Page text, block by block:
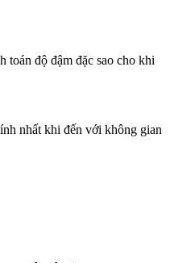
độ đậm đặc sao cho khi
nhất khi đến với không gian